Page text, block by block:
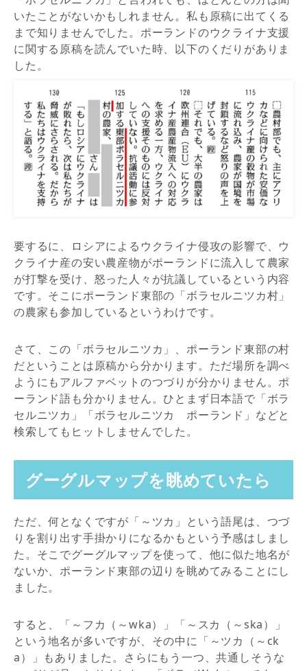
いたことがないかもしれません。私も原稿に出てくる
まで知りませんでした。ポーランドのウクライナ支援
に関する原稿を読んでいた時、以下のくだりがありま
した。
要するに、ロシアによるウクライナ侵攻の影響で、ウ
クライナ産の安い農産物がポーランドに流入して農家
が打撃を受け、怒った人々が抗議しているという内容
です。そこにポーランド東部の「ボラセルニツカ村」
の農家も参加しているというわけです。
さて、この「ボラセルニツカ」、ポーランド東部の村
だということは原稿から分かります。ただ場所を調べ
ようにもアルファベットのつづりが分かりません。ポ
ーランド語も分かりません。ひとまず日本語で「ボラ
セルニツカ」「ボラセルニツカ ポーランド」などと
検索してもヒットしませんでした。
グーグルマップを眺めていたら
ただ、何となくですが「～ツカ」という語尾は、つづ
りを割り出す手掛かりになるかもという予感はしまし
た。そこでグーグルマップを使って、他に似た地名が
ないか、ポーランド東部の辺りを眺めてみることにし
ました。
すると、「～フカ（～wka）」「～スカ（～ska）」
という地名が多いですが、その中に「～ツカ（～ck
a）」もありました。さらにもう一つ、共通しそうな